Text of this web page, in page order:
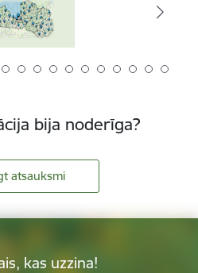
bija noderīga?
atsauksmi
kas uzzina!